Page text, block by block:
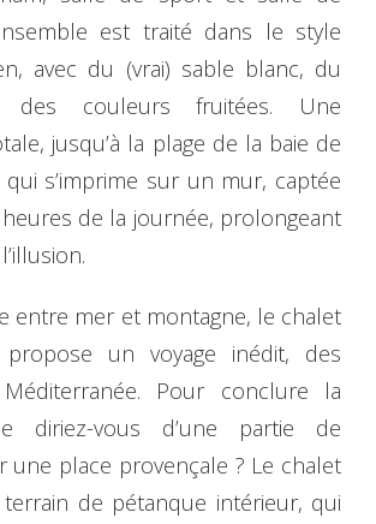
est traité dans le style
avec du (vrai) sable blanc, du
des couleurs fruitées. Une
jusqu’à la plage de la baie de
s’imprime sur un mur, captée
de la journée, prolongeant
entre mer et montagne, le chalet
propose un voyage inédit, des
Pour conclure la
diriez-vous d’une partie de
une place provençale ? Le chalet
de pétanque intérieur, qui